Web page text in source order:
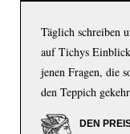
Täglich schreiben
auf Tichys
jenen Fragen, die
den Teppich
DEN